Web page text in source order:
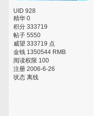
UID 928
精华 0
积分 333719
帖子 5550
威望 333719 点
金钱 1350544 RMB
阅读权限 100
注册 2006-6-26
状态 离线